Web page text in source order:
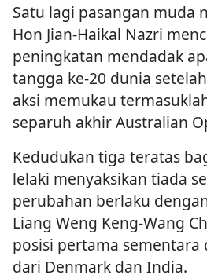
Satu lagi pasangan muda
Hon Jian-Haikal Nazri
peningkatan mendadak
tangga ke-20 dunia
aksi memukau
separuh akhir Australian
Kedudukan tiga teratas
lelaki menyaksikan tiada
perubahan berlaku
Liang Weng Keng-Wang
posisi pertama
dari Denmark dan India.